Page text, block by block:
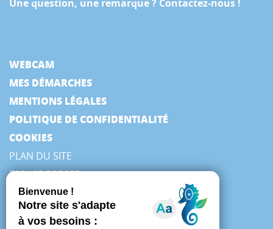
Une question, une remarque ? Contactez-nous !
WEBCAM
MES DÉMARCHES
MENTIONS LÉGALES
POLITIQUE DE CONFIDENTIALITÉ
COOKIES
PLAN DU SITE
ESPACE PRESSE